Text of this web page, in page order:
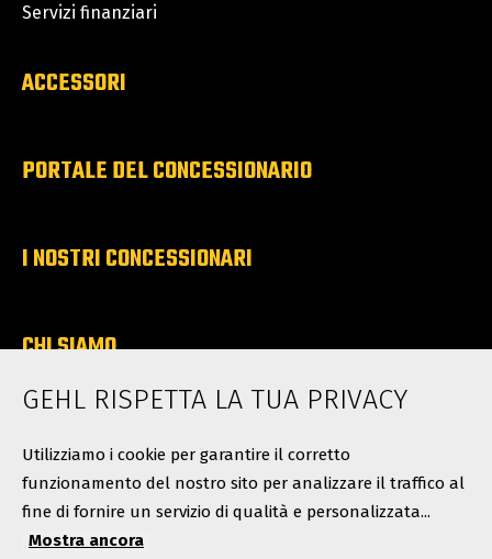
Servizi finanziari
ACCESSORI
PORTALE DEL CONCESSIONARIO
I NOSTRI CONCESSIONARI
CHI SIAMO
Contatti
GEHL RISPETTA LA TUA PRIVACY
Utilizziamo i cookie per garantire il corretto
funzionamento del nostro sito per analizzare il traffico al
fine di fornire un servizio di qualità e personalizzata...
Mostra ancora